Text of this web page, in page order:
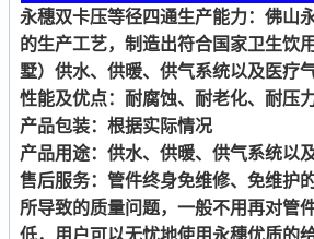
永穗双卡压等径四通生产能力：佛山
的生产工艺，制造出符合国家卫生饮
墅）供水、供暖、供气系统以及医疗
性能及优点：耐腐蚀、耐老化、耐压
产品包装：根据实际情况
产品用途：供水、供暖、供气系统以
售后服务：管件终身免维修、免维护
所导致的质量问题，一般不用再对管
低，用户可以无忧地使用永穗优质的